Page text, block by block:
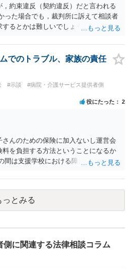
約束違反（契約違反）だと言われる
った場合でも，裁判所に訴えて相談者
るとかは難しいでしょう。
でのトラブル、家族の責任
#示談
#病院・介護サービス提供者側
役にたった 2
んのための保険に加入ないし運営会
を負担する方法ということになるか
間は支援学校における障がい児向けの
ょうか。 グループホームは基本的に
（その責任も負担する）ことを前提
のように障がい者による損害や費用
するということはシステム的にも経
応するとのことで悪くない対応のグ
っとみる
に関連する法律相談コラム